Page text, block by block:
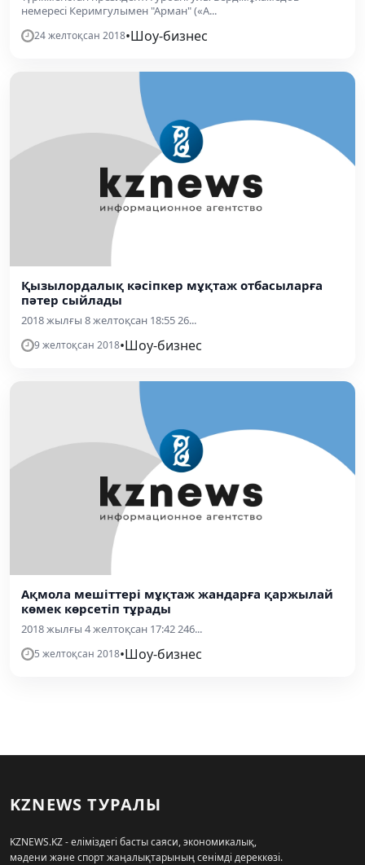
немересі Керимгулымен "Арман" («A...
24 желтоқсан 2018•Шоу-бизнес
Қызылордалық кәсіпкер мұқтаж отбасыларға
пәтер сыйлады
2018 жылғы 8 желтоқсан 18:55 26...
9 желтоқсан 2018•Шоу-бизнес
Ақмола мешіттері мұқтаж жандарға қаржылай
көмек көрсетіп тұрады
2018 жылғы 4 желтоқсан 17:42 246...
5 желтоқсан 2018•Шоу-бизнес
KZNEWS ТУРАЛЫ
KZNEWS.KZ - еліміздегі басты саяси, экономикалық,
мәдени және спорт жаңалықтарының сенімді дереккөзі.